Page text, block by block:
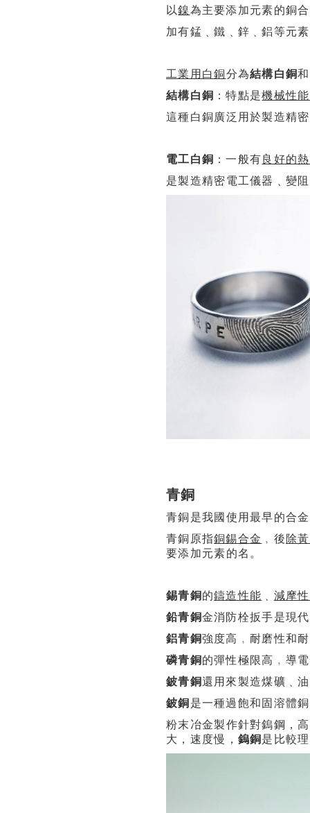
以鎳為主要添加元素的銅
加有錳﹑鐵﹑鋅﹑鋁等元
工業用白銅分為結構白銅和
結構白銅 ：特點是機械性
這種白銅廣泛用於製造精
電工白銅 ：一般有良好的
是製造精密電工儀器﹑變
青銅
青銅是我國使用最早的合
青銅原指銅錫合金 ﹐後除
要添加元素的名。
錫青銅的鑄造性能 ﹑ 減摩
鉛青銅金消防栓扳手是現
鋁青銅強度高﹐耐磨性和
磷青銅的彈性極限高﹐導
鈹青銅還用來製造煤礦﹑
鈹銅是一種過飽和固溶體
粉末冶金製作針對鎢鋼，
大，速度慢， 鎢銅是比較